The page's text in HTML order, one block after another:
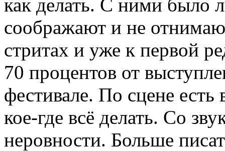
как делать. С ними было
соображают и не
стритах и уже к первой
70 процентов от
фестивале. По сцене
кое-где всё делать. Со
неровности. Больше